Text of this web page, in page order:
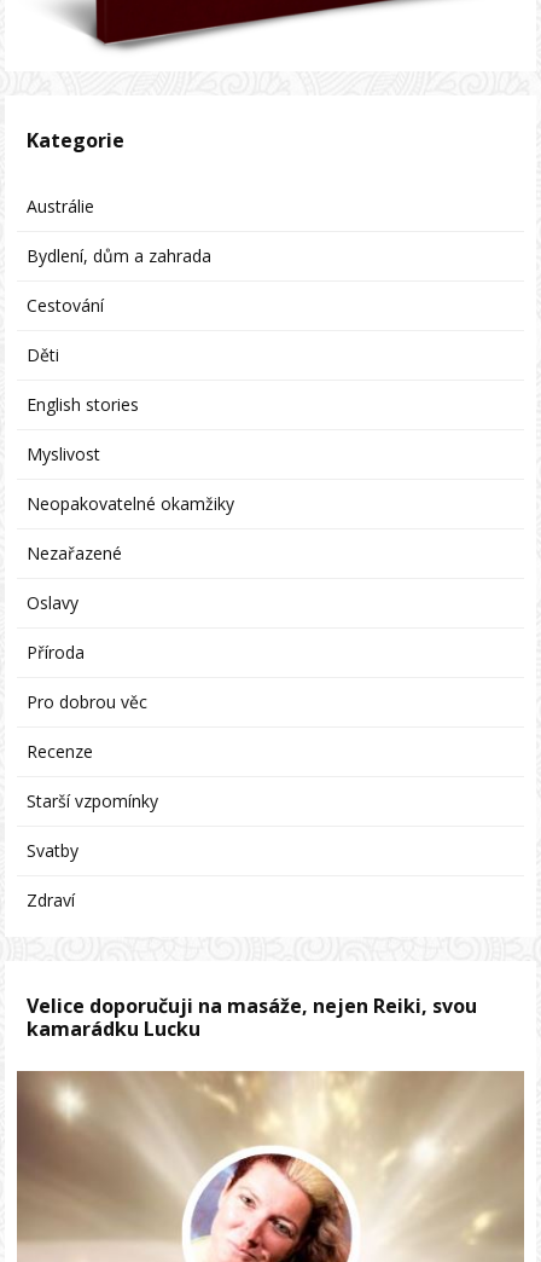
Kategorie
Austrálie
Bydlení, dům a zahrada
Cestování
Děti
English stories
Myslivost
Neopakovatelné okamžiky
Nezařazené
Oslavy
Příroda
Pro dobrou věc
Recenze
Starší vzpomínky
Svatby
Zdraví
Velice doporučuji na masáže, nejen Reiki, svou
kamarádku Lucku